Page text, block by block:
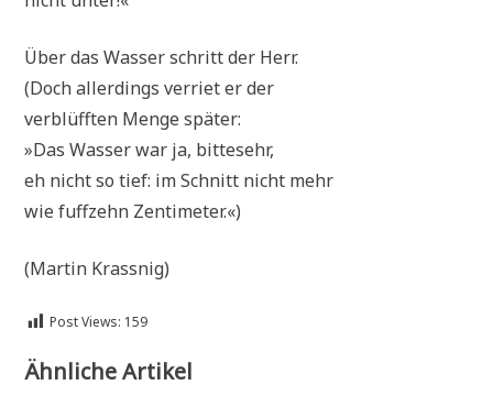
Über das Was­ser schritt der Herr.
(Doch aller­dings ver­riet er der
ver­blüff­ten Men­ge später:
»Das Was­ser war ja, bittesehr,
eh nicht so tief: im Schnitt nicht mehr
wie fuff­zehn Zentimeter.«)
(Mar­tin Krassnig)
Post Views: 159
Ähnliche Artikel